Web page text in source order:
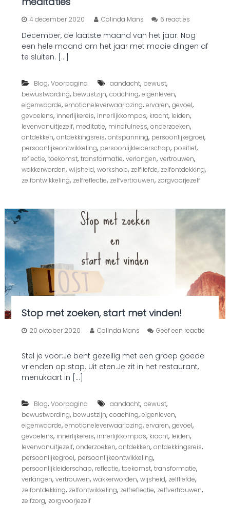
4 december 2020 Colinda Mans 6 reactieso
G
r
n
i
n
e
w
o
r
s
i
d
d
a
t
December, de laatste maand van het jaar. Nog
een hele maand om het jaar met mooie dingen af
te sluiten. […]
Blog, Voorpagina aandacht, bewust,
bewustwording, bewustzijn, coaching, eigenleven,
eigenwaarde, emotioneleverwaarlozing, ervaren, gevoel,
gevoelens, innerlijkereis, innerlijkkompas, kracht, leiden,
levenvanuitjezelf, meditatie, mindfulness, onderzoeken,
ontdekken, ontdekkingsreis, ontspanning, persoonlijkegroei,
persoonlijkeontwikkeling, persoonlijkleiderschap, positief,
reflectie, toekomst, transformatie, verlangen, vertrouwen,
wakkerworden, wijsheid, workshop, zelfliefde, zelfontdekking,
zelfontwikkeling, zelfreflectie, zelfvertrouwen, zorgvoorjezelf
Stop met zoeken, start met vinden!
20 oktober 2020 Colinda Mans
Geef een reactie
S
t
o
e
t
z
e
k
e
n
,
s
a
Stel je voor:Je bent gezellig met een groep goede
vrienden op stap. Uit eten.Je zit in het restaurant,
menukaart in […]
Blog, Voorpagina aandacht, bewust,
bewustwording, bewustzijn, coaching, eigenleven,
eigenwaarde, emotioneleverwaarlozing, ervaren, gevoel,
gevoelens, innerlijkereis, innerlijkkompas, kracht, leiden,
levenvanuitjezelf, onderzoeken, ontdekken, ontdekkingsreis,
persoonlijkegroei, persoonlijkeontwikkeling,
persoonlijkleiderschap, reflectie, toekomst, transformatie,
verlangen, vertrouwen, wakkerworden, wijsheid, zelfliefde,
zelfontdekking, zelfontwikkeling, zelfreflectie, zelfvertrouwen,
zelfzorg, zorgvoorjezelf